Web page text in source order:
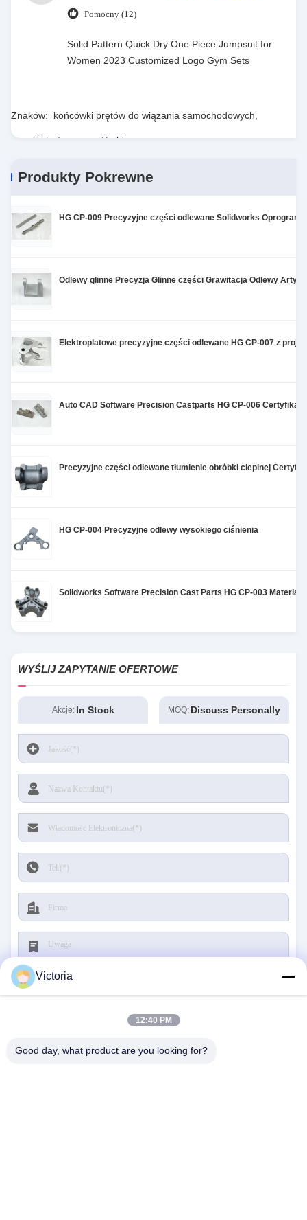
Pomocny (12)
Solid Pattern Quick Dry One Piece Jumpsuit for
Women 2023 Customized Logo Gym Sets
Znaków: końcówki prętów do wiązania samochodowych
części końcowe prętówki,
Produkty Pokrewne
HG CP-009 Precyzyjne części odlewane Solidworks
Odlewy glinne Precyzja Glinne części Grawitacja Odlewy
Elektroplatowe precyzyjne części odlewane HG CP-007 z
Auto CAD Software Precision Castparts HG CP-006
Precyzyjne części odlewane tłumienie obróbki cieplnej
HG CP-004 Precyzyjne odlewy wysokiego ciśnienia
Solidworks Software Precision Cast Parts HG CP-003 Materiał
WYŚLIJ ZAPYTANIE OFERTOWE
Akcje: In Stock MOQ: Discuss Personally
Victoria
12:40 PM
Good day, what product are you looking for?